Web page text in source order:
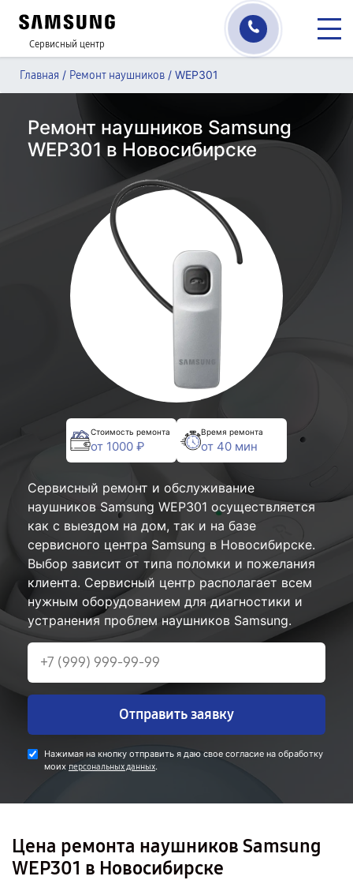
Сервисный центр
Главная / Ремонт наушников / WEP301
Ремонт наушников Samsung
WEP301 в Новосибирске
Стоимость ремонта
от 1000 ₽
Время ремонта
от 40 мин
Сервисный ремонт и обслуживание
наушников Samsung WEP301 осуществляется
как с выездом на дом, так и на базе
сервисного центра Samsung в Новосибирске.
Выбор зависит от типа поломки и пожелания
клиента. Сервисный центр располагает всем
нужным оборудованием для диагностики и
устранения проблем наушников Samsung.
Отправить заявку
Нажимая на кнопку отправить я даю свое согласие на обработку
моих персональных данных.
Цена ремонта наушников Samsung
WEP301 в Новосибирске